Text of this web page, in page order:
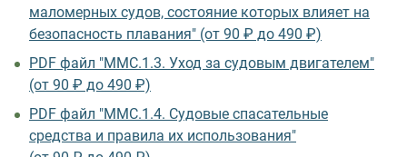
маломерных судов, состояние которых влияет на
безопасность плавания" (от 90 ₽ до 490 ₽)
PDF файл "ММС.1.3. Уход за судовым двигателем"
(от 90 ₽ до 490 ₽)
PDF файл "ММС.1.4. Судовые спасательные
средства и правила их использования"